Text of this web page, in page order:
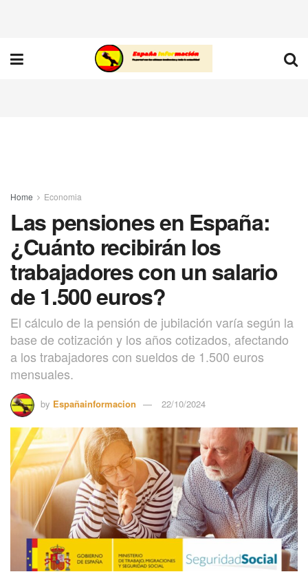
Home Economia
Las pensiones en España:
¿Cuánto recibirán los
trabajadores con un salario
de 1.500 euros?
El cálculo de la pensión de jubilación varía según la
base de cotización y los años cotizados, afectando
a los trabajadores con sueldos de 1.500 euros
mensuales.
by Españainformacion 22/10/2024